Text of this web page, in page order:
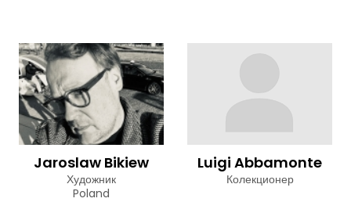
Jaroslaw Bikiew
Художник
Poland
Luigi Abbamonte
Колекционер